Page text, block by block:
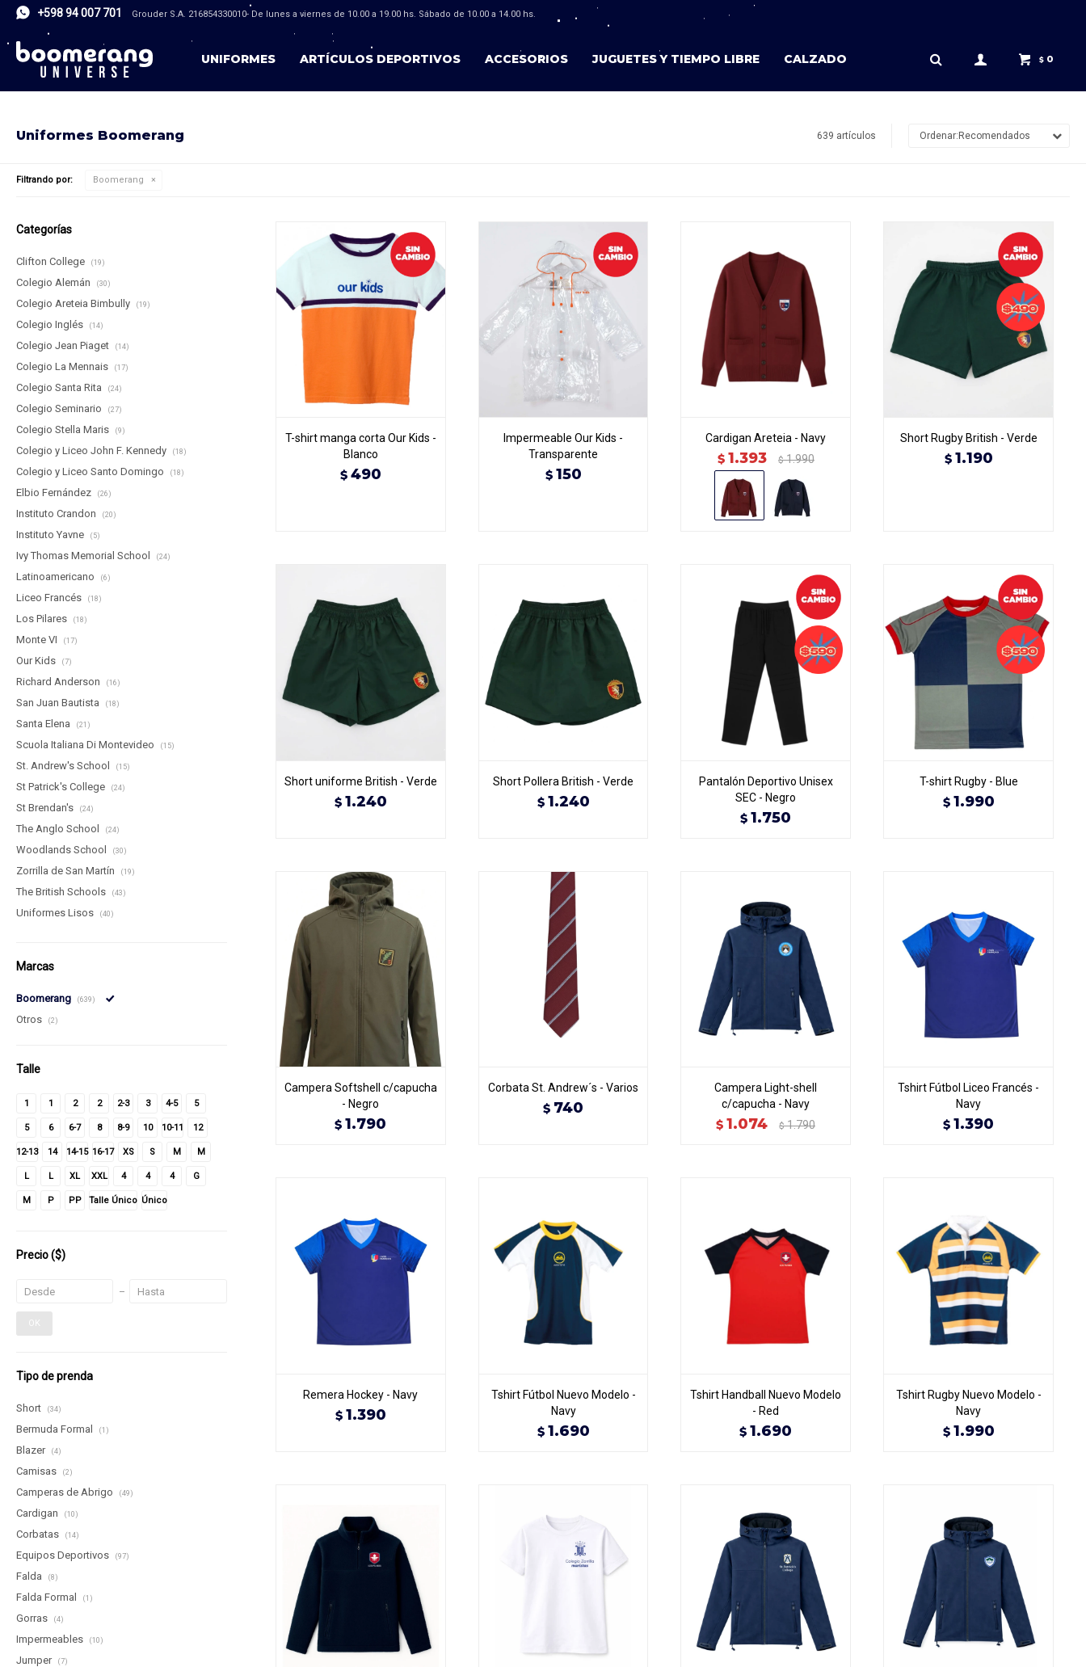
UNIFORMES ARTÍCULOS DEPORTIVOS ACCESORIOS JUGUETES Y TIEMPO LIBRE CALZADO $ 0
+598 94 007 701 Grouder S.A. 216854330010- De lunes a viernes de 10.00 a 19.00 hs. Sábado de 10.00 a 14.00 hs.
Uniformes Boomerang 639 artículos Recomendados
Filtrando por: Boomerang
T-shirt manga corta Our Kids -
Blanco
$ 490
Impermeable Our Kids -
Transparente
$ 150
Cardigan Areteia - Navy
$ 1.393 $ 1.990
Short Rugby British - Verde
$ 1.190
Short uniforme British - Verde
$ 1.240
Short Pollera British - Verde
$ 1.240
Pantalón Deportivo Unisex
SEC - Negro
$ 1.750
T-shirt Rugby - Blue
$ 1.990
Campera Softshell c/capucha
- Negro
$ 1.790
Corbata St. Andrew´s - Varios
$ 740
Campera Light-shell
c/capucha - Navy
$ 1.074 $ 1.790
Tshirt Fútbol Liceo Francés -
Navy
$ 1.390
Remera Hockey - Navy
$ 1.390
Tshirt Fútbol Nuevo Modelo -
Navy
$ 1.690
Tshirt Handball Nuevo Modelo
- Red
$ 1.690
Tshirt Rugby Nuevo Modelo -
Navy
$ 1.990
Categorías
Clifton College (19)
Colegio Alemán (30)
Colegio Areteia Bimbully (19)
Colegio Inglés (14)
Colegio Jean Piaget (14)
Colegio La Mennais (17)
Colegio Santa Rita (24)
Colegio Seminario (27)
Colegio Stella Maris (9)
Colegio y Liceo John F. Kennedy (18)
Colegio y Liceo Santo Domingo (18)
Elbio Fernández (26)
Instituto Crandon (20)
Instituto Yavne (5)
Ivy Thomas Memorial School (24)
Latinoamericano (6)
Liceo Francés (18)
Los Pilares (18)
Monte VI (17)
Our Kids (7)
Richard Anderson (16)
San Juan Bautista (18)
Santa Elena (21)
Scuola Italiana Di Montevideo (15)
St. Andrew's School (15)
St Patrick's College (24)
St Brendan's (24)
The Anglo School (24)
Woodlands School (30)
Zorrilla de San Martín (19)
The British Schools (43)
Uniformes Lisos (40)
Marcas
Boomerang (639)
Otros (2)
Talle
1 1 2 2 2-3 3 4-5 5
5 6 6-7 8 8-9 10 10-11 12
12-13 14 14-15 16-17 XS S M M
L L XL XXL 4 4 4 G
M P PP Talle Único Único
Precio($)
OK
Tipo de prenda
Short (34)
Bermuda Formal (1)
Blazer (4)
Camisas (2)
Camperas de Abrigo (49)
Cardigan (10)
Corbatas (14)
Equipos Deportivos (97)
Falda (8)
Falda Formal (1)
Gorras (4)
Impermeables (10)
Jumper (7)